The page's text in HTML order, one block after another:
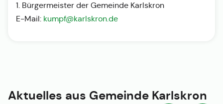
1. Bürgermeister der Gemeinde Karlskron
E-Mail: kumpf@karlskron.de
Aktuelles aus Gemeinde Karlskron